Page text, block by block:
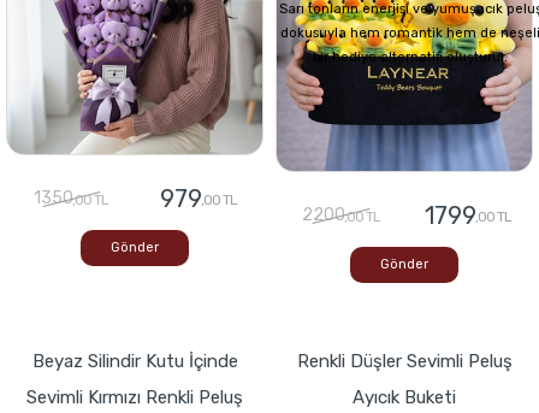
1350,00 TL 979,00 TL
Gönder
Sarı tonların enerjisi ve yumuşacık
dokusuyla hem romantik hem de neşeli
bir hediye alternatifi oluşturur.
2200,00 TL 1799,00 TL
Gönder
Beyaz Silindir Kutu İçinde
Sevimli Kırmızı Renkli Peluş
Renkli Düşler Sevimli Peluş
Ayıcık Buketi